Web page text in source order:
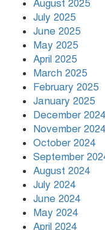
August 2025
July 2025
June 2025
May 2025
April 2025
March 2025
February 2025
January 2025
December 2024
November 2024
October 2024
September
August 2024
July 2024
June 2024
May 2024
April 2024